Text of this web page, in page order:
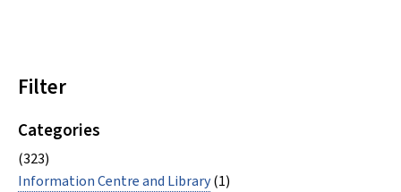
Filter
Categories
(323)
Information Centre and Library(1)